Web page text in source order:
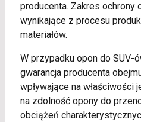
producenta. Zakres ochrony
wynikające z procesu
materiałów.
W przypadku opon do SUV-
gwarancja producenta
wpływające na właściwości
na zdolność opony do
obciążeń